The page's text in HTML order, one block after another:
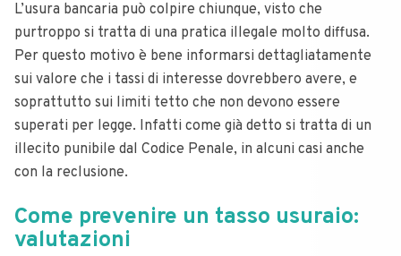
L’usura bancaria può colpire chiunque, visto che
purtroppo si tratta di una pratica illegale molto diffusa.
Per questo motivo è bene informarsi dettagliatamente
sui valore che i tassi di interesse dovrebbero avere, e
soprattutto sui limiti tetto che non devono essere
superati per legge. Infatti come già detto si tratta di un
illecito punibile dal Codice Penale, in alcuni casi anche
con la reclusione.
Come prevenire un tasso usuraio:
valutazioni